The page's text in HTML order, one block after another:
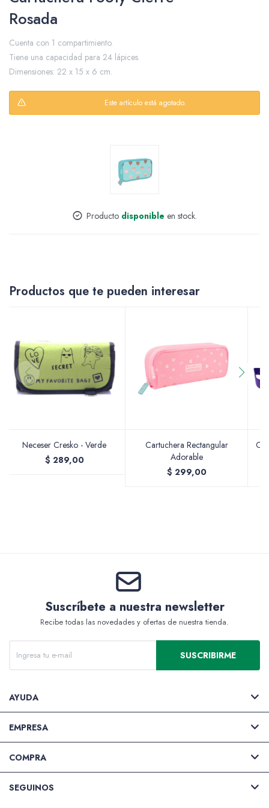
Rosada
Cuenta con 1 compartimiento.
Tiene una capacidad para 24 lápices.
Dimensiones: 22 x 15 x 6 cm.
Este artículo está agotado.
Producto disponible en stock.
Productos que te pueden interesar
Neceser Cresko - Verde
$ 289,00
Cartuchera Rectangular
Adorable
$ 299,00
Suscríbete a nuestra newsletter
Recibe todas las novedades y ofertas de nuestra tienda.
SUSCRIBIRME
AYUDA
EMPRESA
COMPRA
SEGUINOS
Packing y Regalaría
Cotillón y Sorpresitas
Accesorios
Varios
Valijas y atriles
Packs